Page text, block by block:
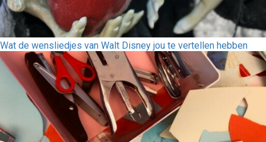
Wat de wensliedjes van Walt Disney jou te vertellen hebben